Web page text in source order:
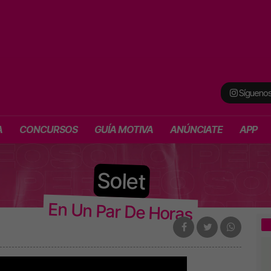
CONCURSOS GUÍA MOTIVA ANÚNCIATE APP
Solet
En Un Par De Horas